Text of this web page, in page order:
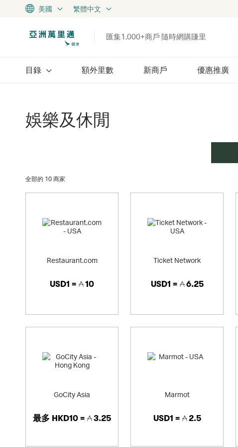
美國 繁體中文
匯集1,000+商戶 隨時網購賺里
目錄 額外里數 新商戶 優惠推廣
娛樂及休閒
全部的 10 商家
Restaurant.com
USD1 = 10
Ticket Network
USD1 = 6.25
GoCity Asia
最多 HKD10 = 3.25
Marmot
USD1 = 2.5